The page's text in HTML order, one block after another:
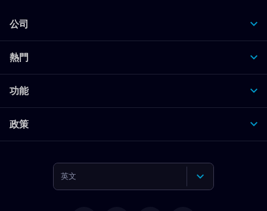
公司
熱門
功能
政策
英文